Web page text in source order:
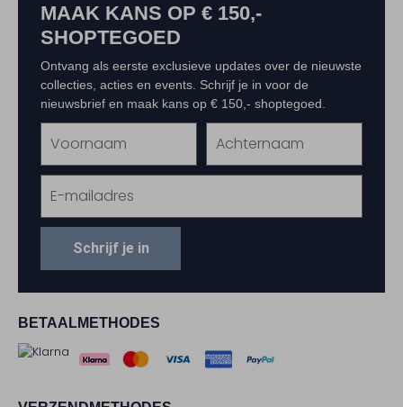
BETAALMETHODES
MAAK KANS OP € 150,-
SHOPTEGOED
Ontvang als eerste exclusieve updates over de nieuwste
collecties, acties en events. Schrijf je in voor de
nieuwsbrief en maak kans op € 150,- shoptegoed.
Schrijf je in